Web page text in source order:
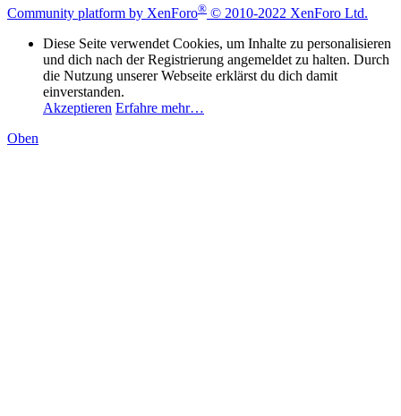
Community platform by XenForo® © 2010-2022 XenForo Ltd.
Diese Seite verwendet Cookies, um Inhalte zu personalisieren
und dich nach der Registrierung angemeldet zu halten. Durch
die Nutzung unserer Webseite erklärst du dich damit
einverstanden.
Akzeptieren Erfahre mehr…
Oben